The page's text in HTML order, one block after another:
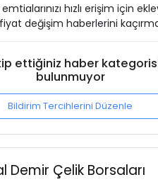
hızlı erişim için
değişim haberlerini
ettiğiniz haber
bulunmuyor
Bildirim Tercihlerini Düzenle
Demir Çelik Borsaları